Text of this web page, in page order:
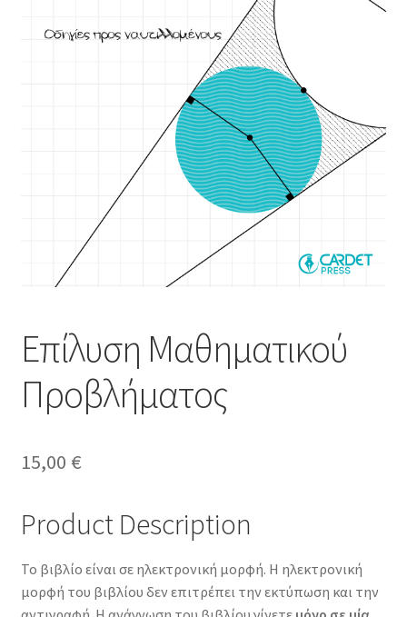
Επίλυση Μαθηματικού
Προβλήματος
15,00 €
Product Description
Το βιβλίο είναι σε ηλεκτρονική μορφή. Η ηλεκτρονική
μορφή του βιβλίου δεν επιτρέπει την εκτύπωση και την